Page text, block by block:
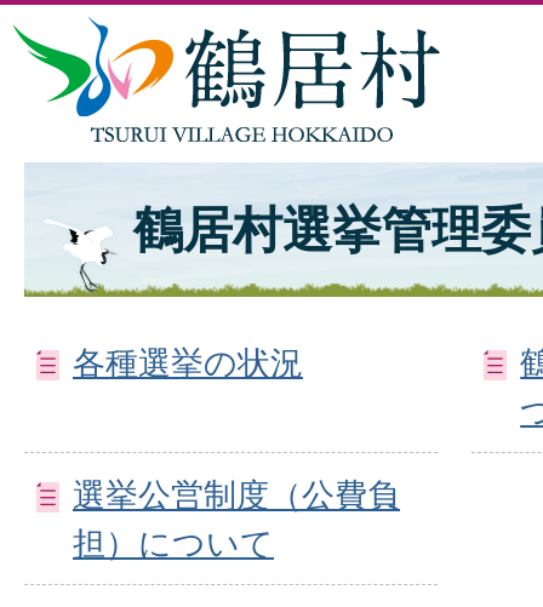
鶴居村選挙管理
各種選挙の状況
選挙公営制度（公費負
担）について